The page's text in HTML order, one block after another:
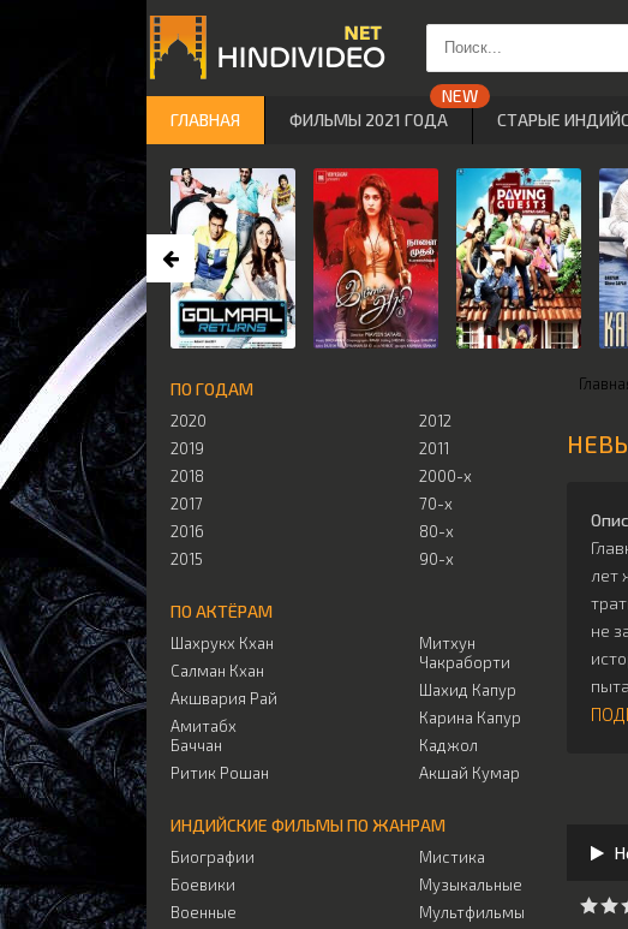
лет
не
ПО ГОДАМ
2020
2019
2018
2017
2016
2015
2012
2011
2000-х
70-х
80-х
90-х
ПО АКТЁРАМ
Шахрукх Кхан
Салман Кхан
Акшвария Рай
Амитабх
Баччан
Ритик Рошан
Митхун
Чакраборти
Шахид Капур
Карина Капур
Каджол
Акшай Кумар
ИНДИЙСКИЕ ФИЛЬМЫ ПО ЖАНРАМ
Биографии
Боевики
Военные
Мистика
Музыкальные
Мультфильмы
ГЛАВНАЯ ФИЛЬМЫ 2021 ГОДА СТАРЫЕ